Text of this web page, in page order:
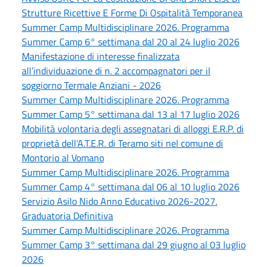
Strutture Ricettive E Forme Di Ospitalità Temporanea
Summer Camp Multidisciplinare 2026. Programma
Summer Camp 6° settimana dal 20 al 24 luglio 2026
Manifestazione di interesse finalizzata
all’individuazione di n. 2 accompagnatori per il
soggiorno Termale Anziani - 2026
Summer Camp Multidisciplinare 2026. Programma
Summer Camp 5° settimana dal 13 al 17 luglio 2026
Mobilità volontaria degli assegnatari di alloggi E.R.P. di
proprietà dell’A.T.E.R. di Teramo siti nel comune di
Montorio al Vomano
Summer Camp Multidisciplinare 2026. Programma
Summer Camp 4° settimana dal 06 al 10 luglio 2026
Servizio Asilo Nido Anno Educativo 2026-2027.
Graduatoria Definitiva
Summer Camp Multidisciplinare 2026. Programma
Summer Camp 3° settimana dal 29 giugno al 03 luglio
2026